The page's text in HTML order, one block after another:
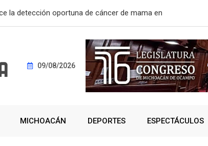
exportación de aguacate a partir de mañana
09/08/2026
MICHOACÁN DEPORTES ESPECTÁCULOS